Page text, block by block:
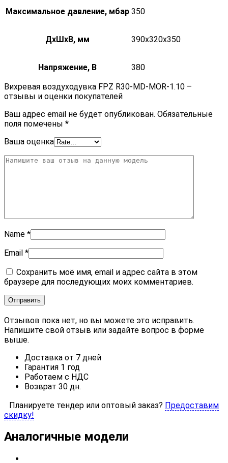
Максимальное давление, мбар 350
ДxШxВ, мм 390x320x350
Напряжение, В
380
Вихревая воздуходувка FPZ R30-MD-MOR-1.10 –
отзывы и оценки покупателей
Ваш адрес email не будет опубликован. Обязательные
поля помечены *
Ваша оценка
Name *
Email *
Сохранить моё имя, email и адрес сайта в этом
браузере для последующих моих комментариев.
Отзывов пока нет, но вы можете это исправить.
Напишите свой отзыв или задайте вопрос в форме
выше.
Доставка от 7 дней
Гарантия 1 год
Работаем с НДС
Возврат 30 дн.
Планируете тендер или оптовый заказ? Предоставим
скидку!
Аналогичные модели